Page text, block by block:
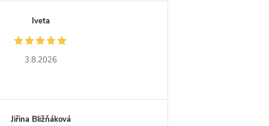
Iveta
3.8.2026
Jiřina Bližňáková